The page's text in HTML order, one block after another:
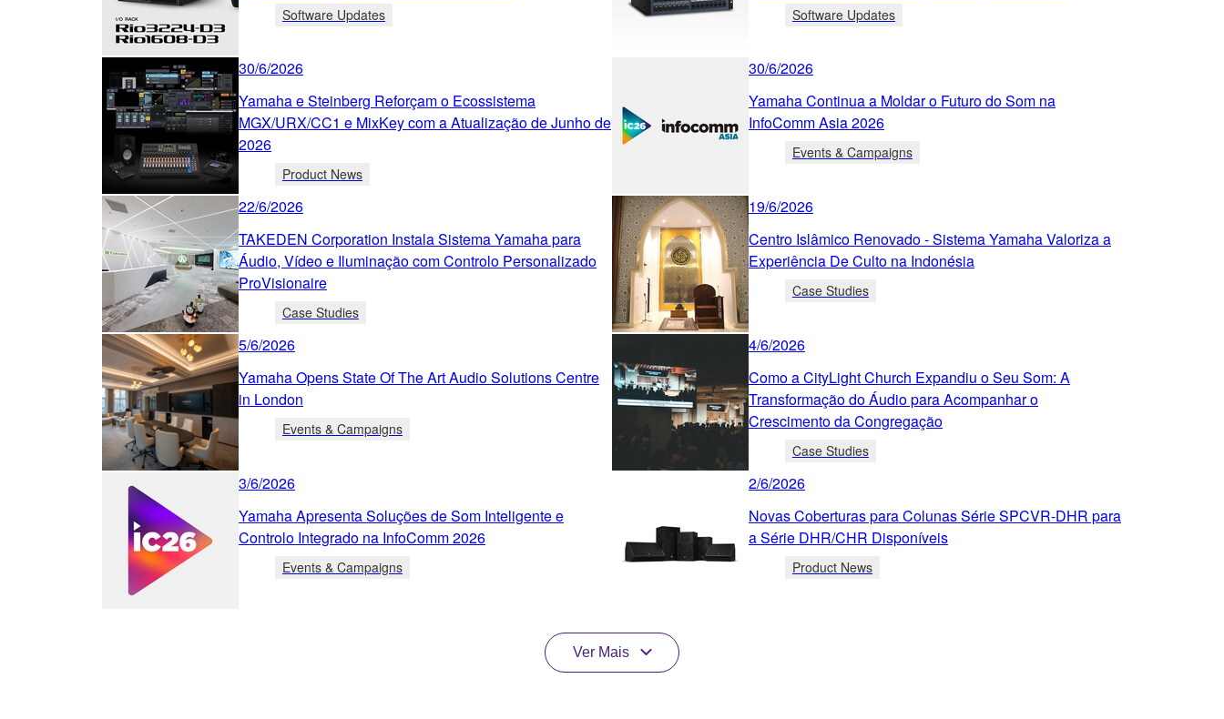
Software Updates Software Updates
30/6/2026
Yamaha e Steinberg Reforçam o Ecossistema
MGX/URX/CC1 e MixKey com a Atualização de Junho de
2026
Product News
30/6/2026
Yamaha Continua a Moldar o Futuro do Som na
InfoComm Asia 2026
Events & Campaigns
22/6/2026
TAKEDEN Corporation Instala Sistema Yamaha para
Áudio, Vídeo e Iluminação com Controlo Personalizado
ProVisionaire
Case Studies
19/6/2026
Centro Islâmico Renovado - Sistema Yamaha Valoriza a
Experiência De Culto na Indonésia
Case Studies
5/6/2026
Yamaha Opens State Of The Art Audio Solutions Centre
in London
Events & Campaigns
4/6/2026
Como a CityLight Church Expandiu o Seu Som: A
Transformação do Áudio para Acompanhar o
Crescimento da Congregação
Case Studies
3/6/2026
Yamaha Apresenta Soluções de Som Inteligente e
Controlo Integrado na InfoComm 2026
Events & Campaigns
2/6/2026
Novas Coberturas para Colunas Série SPCVR-DHR para
a Série DHR/CHR Disponíveis
Product News
Ver Mais